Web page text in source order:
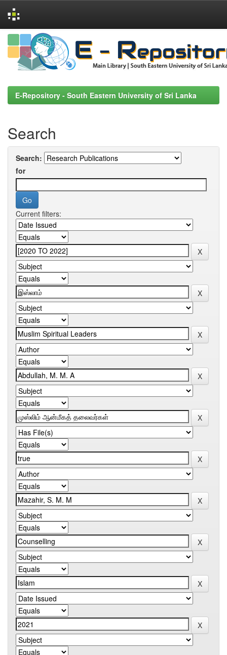
Skip
navigation
E-Repository - South Eastern University of Sri Lanka
Search
Search:
for
Current filters: